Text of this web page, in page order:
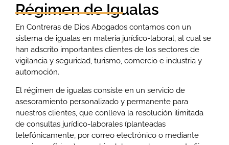
Régimen de Igualas
En Contreras de Dios Abogados contamos con un
sistema de igualas en materia jurídico-laboral, al cual se
han adscrito importantes clientes de los sectores de
vigilancia y seguridad, turismo, comercio e industria y
automoción.
El régimen de igualas consiste en un servicio de
asesoramiento personalizado y permanente para
nuestros clientes, que conlleva la resolución ilimitada
de consultas jurídico-laborales (planteadas
telefónicamente, por correo electrónico o mediante